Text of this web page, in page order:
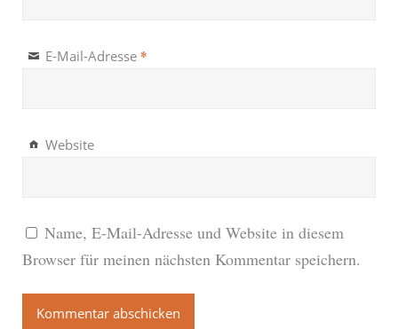
E-Mail-Adresse *
Website
Name, E-Mail-Adresse und Website in diesem
Browser für meinen nächsten Kommentar speichern.